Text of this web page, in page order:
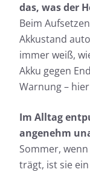
das, was der
Beim
Akkustand
immer weiß,
Akku gegen
Warnung –
Im Alltag
angenehm
Sommer,
trägt, ist sie